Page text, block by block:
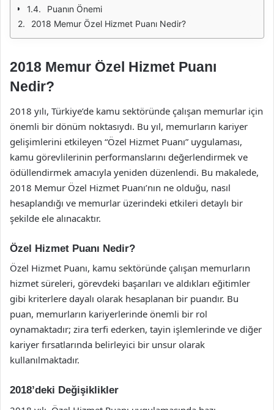
Puanın Önemi
2018 Memur Özel Hizmet Puanı Nedir?
2018 Memur Özel Hizmet Puanı
Nedir?
2018 yılı, Türkiye’de kamu sektöründe çalışan memurlar için
önemli bir dönüm noktasıydı. Bu yıl, memurların kariyer
gelişimlerini etkileyen “Özel Hizmet Puanı” uygulaması,
kamu görevlilerinin performanslarını değerlendirmek ve
ödüllendirmek amacıyla yeniden düzenlendi. Bu makalede,
2018 Memur Özel Hizmet Puanı’nın ne olduğu, nasıl
hesaplandığı ve memurlar üzerindeki etkileri detaylı bir
şekilde ele alınacaktır.
Özel Hizmet Puanı Nedir?
Özel Hizmet Puanı, kamu sektöründe çalışan memurların
hizmet süreleri, görevdeki başarıları ve aldıkları eğitimler
gibi kriterlere dayalı olarak hesaplanan bir puandır. Bu
puan, memurların kariyerlerinde önemli bir rol
oynamaktadır; zira terfi ederken, tayin işlemlerinde ve diğer
kariyer fırsatlarında belirleyici bir unsur olarak
kullanılmaktadır.
2018’deki Değişiklikler